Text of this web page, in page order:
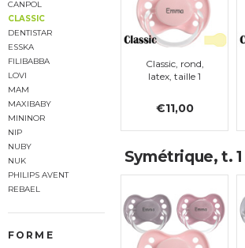
CANPOL
CLASSIC
DENTISTAR
ESSKA
FILIBABBA
LOVI
MAM
MAXIBABY
MININOR
NIP
NUBY
NUK
PHILIPS AVENT
REBAEL
FORME
Classic, rond,
latex, taille 1
€11,00
Symétrique, t.